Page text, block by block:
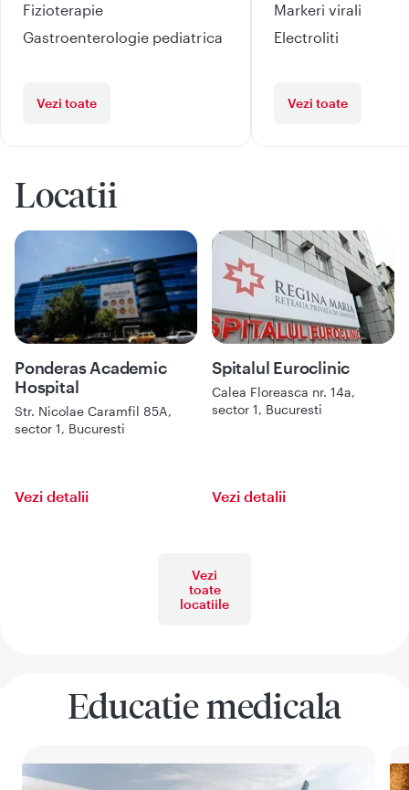
Fizioterapie
Gastroenterologie pediatrica
Vezi toate
Markeri virali
Electroliti
Vezi toate
Locatii
Ponderas Academic
Hospital
Str. Nicolae Caramfil 85A,
sector 1, Bucuresti
Vezi detalii
Spitalul Euroclinic
Calea Floreasca nr. 14a,
sector 1, Bucuresti
Vezi detalii
Vezi
toate
locatiile
Educatie medicala